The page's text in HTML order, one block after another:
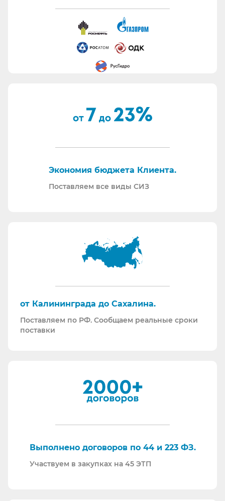
Информация для сотрудников отдела охраны
Все предлагаемые СИЗ будут соответствовать
Вашему техническому заданию.
Вся продукция соответствует ТР ТС 019/11.
По запросу - подготавливаем тех. задания на
производственных испытаний.
Проводим на предприятиях практические и
Поставляем российскую продукцию для
возмещений по ФСС (Минпромторг).
Поставляем СИЗ по системе маркировки
“Честный Знак”
Работаем преимущественно по ЭДО (“СБИС
как УПД так и накладные со счет-фактурами.
И, наверное, самое главное - мы всегда на связи.
По любому вопросу - звоните, пишите - всегда
Торговые площадки, на которых участвуем в
Экономия бюджета Клиента.
Поставляем все виды СИЗ
от Калининграда до Сахалина.
Поставляем по РФ. Сообщаем реальные сроки
поставки
Выполнено договоров по 44 и 223 ФЗ.
Участвуем в закупках на 45 ЭТП